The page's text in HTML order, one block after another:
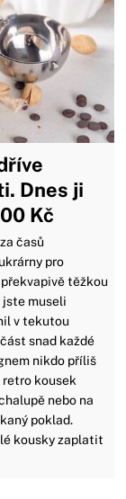
Dnes ji
Kč
časů
pro
těžkou
jste museli
v tekutou
snad každé
nikdo příliš
retro kousek
nebo na
poklad.
kousky zaplatit